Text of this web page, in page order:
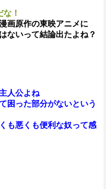
！
画原作の東映アニメに
ないって結論出たよね？
人公よね
困った部分がないという
も悪くも便利な奴って感